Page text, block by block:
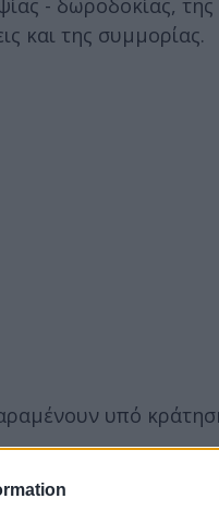
- δωροδοκίας,
και της συμμορίας.
υπό